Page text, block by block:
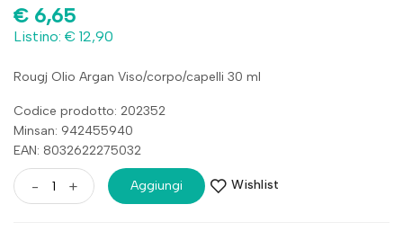
€ 6,65
Listino: € 12,90
Rougj Olio Argan Viso/corpo/capelli 30 ml
Codice prodotto: 202352
Minsan: 942455940
EAN: 8032622275032
- + Aggiungi Wishlist